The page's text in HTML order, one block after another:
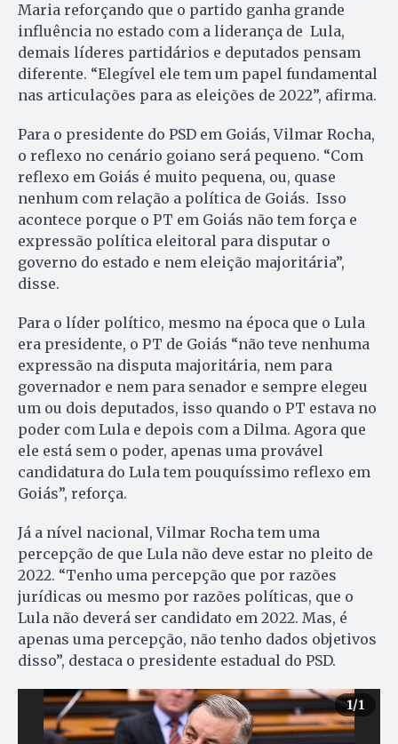
Maria reforçando que o partido ganha grande
influência no estado com a liderança de Lula,
demais líderes partidários e deputados pensam
diferente. “Elegível ele tem um papel fundamental
nas articulações para as eleições de 2022”, afirma.
Para o presidente do PSD em Goiás, Vilmar Rocha,
o reflexo no cenário goiano será pequeno. “Com
reflexo em Goiás é muito pequena, ou, quase
nenhum com relação a política de Goiás. Isso
acontece porque o PT em Goiás não tem força e
expressão política eleitoral para disputar o
governo do estado e nem eleição majoritária”,
disse.
Para o líder político, mesmo na época que o Lula
era presidente, o PT de Goiás “não teve nenhuma
expressão na disputa majoritária, nem para
governador e nem para senador e sempre elegeu
um ou dois deputados, isso quando o PT estava no
poder com Lula e depois com a Dilma. Agora que
ele está sem o poder, apenas uma provável
candidatura do Lula tem pouquíssimo reflexo em
Goiás”, reforça.
Já a nível nacional, Vilmar Rocha tem uma
percepção de que Lula não deve estar no pleito de
2022. “Tenho uma percepção que por razões
jurídicas ou mesmo por razões políticas, que o
Lula não deverá ser candidato em 2022. Mas, é
apenas uma percepção, não tenho dados objetivos
disso”, destaca o presidente estadual do PSD.
1/1